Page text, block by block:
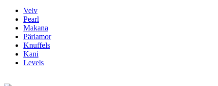
Velv
Pearl
Makana
Pärlamor
Knuffels
Kani
Levels